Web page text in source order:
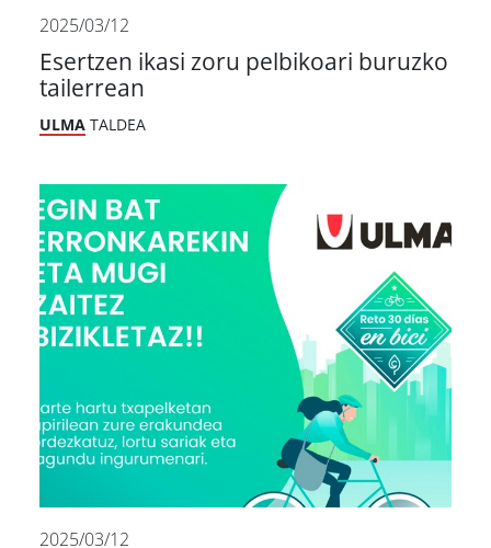
2025/03/12
Esertzen ikasi zoru pelbikoari buruzko
tailerrean
ULMA TALDEA
2025/03/12